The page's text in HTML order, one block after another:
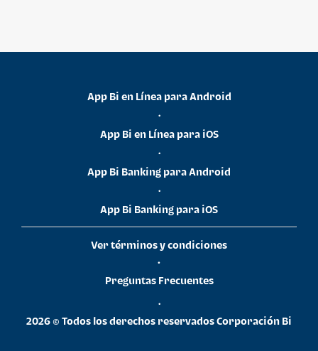
App Bi en Línea para Android
•
App Bi en Línea para iOS
•
App Bi Banking para Android
•
App Bi Banking para iOS
Ver términos y condiciones
•
Preguntas Frecuentes
•
2026 © Todos los derechos reservados Corporación Bi